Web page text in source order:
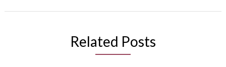
Related Posts